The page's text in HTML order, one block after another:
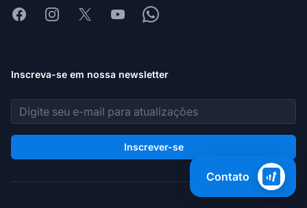
FacebookInstagram
X YoutubeWhatsapp
Inscreva-se em nossa newsletter
Endereço de e-mail
Inscrever-se
Contato